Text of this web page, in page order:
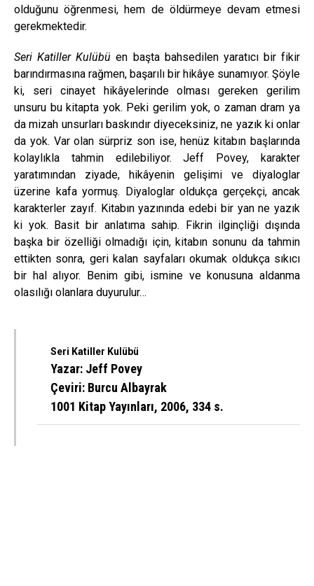
olduğunu öğrenmesi, hem de öldürmeye devam etmesi
gerekmektedir.
Seri Katiller Kulübü en başta bahsedilen yaratıcı bir fikir
barındırmasına rağmen, başarılı bir hikâye sunamıyor. Şöyle
ki, seri cinayet hikâyelerinde olması gereken gerilim
unsuru bu kitapta yok. Peki gerilim yok, o zaman dram ya
da mizah unsurları baskındır diyeceksiniz, ne yazık ki onlar
da yok. Var olan sürpriz son ise, henüz kitabın başlarında
kolaylıkla tahmin edilebiliyor. Jeff Povey, karakter
yaratımından ziyade, hikâyenin gelişimi ve diyaloglar
üzerine kafa yormuş. Diyaloglar oldukça gerçekçi, ancak
karakterler zayıf. Kitabın yazınında edebi bir yan ne yazık
ki yok. Basit bir anlatıma sahip. Fikrin ilginçliği dışında
başka bir özelliği olmadığı için, kitabın sonunu da tahmin
ettikten sonra, geri kalan sayfaları okumak oldukça sıkıcı
bir hal alıyor. Benim gibi, ismine ve konusuna aldanma
olasılığı olanlara duyurulur…
Seri Katiller Kulübü
Yazar: Jeff Povey
Çeviri: Burcu Albayrak
1001 Kitap Yayınları, 2006, 334 s.